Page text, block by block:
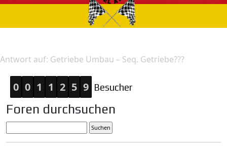
Antwort auf: Getriebe Umbau – Seq. Getriebe???
0 0 1 1 2 5 9 Besucher
Foren durchsuchen